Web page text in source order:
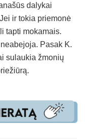
dalykai
ir tokia priemonė
tapti mokamais.
Pasak K.
sulaukia žmonių